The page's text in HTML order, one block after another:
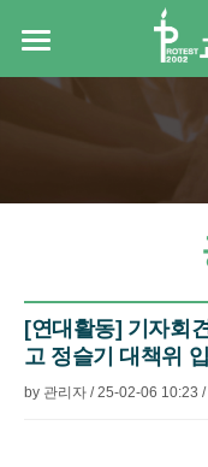
[연대활동] 기자회
고 정슬기 대책위
by 관리자 /25-02-06 10:23 /